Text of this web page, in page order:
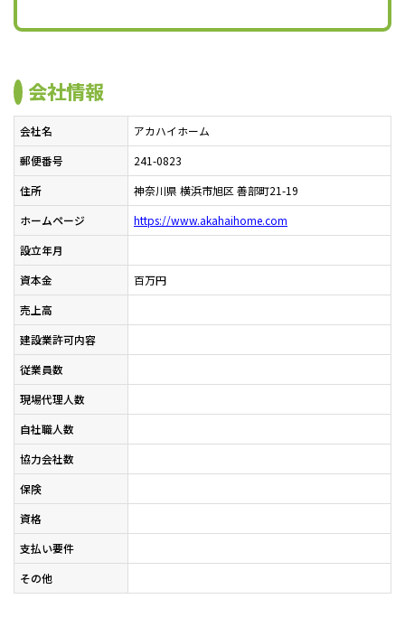
会社情報
会社名
アカハイホーム
郵便番号
241-0823
住所
神奈川県 横浜市旭区 善部町21-19
ホームページ
https://www.akahaihome.com
設立年月
資本金
百万円
売上高
建設業許可内容
従業員数
現場代理人数
自社職人数
協力会社数
保険
資格
支払い要件
その他